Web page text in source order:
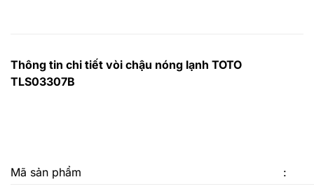
Thông tin chi tiết vòi chậu nóng lạnh TOTO
TLS03307B
Mã sản phẩm
: